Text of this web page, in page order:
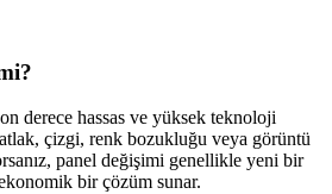
derece hassas ve yüksek teknoloji
çizgi, renk bozukluğu veya görüntü
panel değişimi genellikle yeni bir
bir çözüm sunar.